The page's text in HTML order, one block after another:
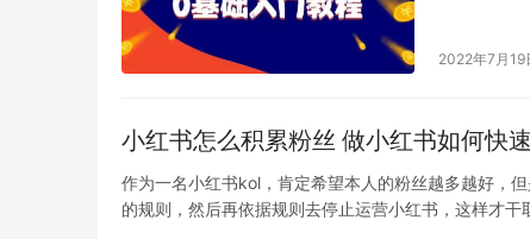
2022年7月19
小红书怎么积累粉丝 做小红书如何快
作为一名小红书kol，肯定希望本人的粉丝越多越好，
的规则，然后再依据规则去停止运营小红书，这样才